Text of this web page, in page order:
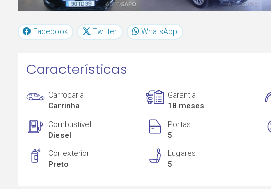
Facebook Twitter WhatsApp
Características
Carroçaria
Carrinha
Garantia
18 meses
Combustível
Diesel
Portas
5
Cor exterior
Preto
Lugares
5